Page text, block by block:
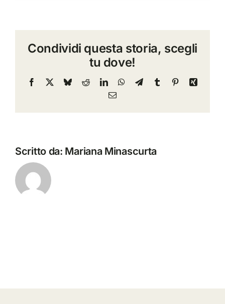
via
320
Condividi questa storia, scegli
tu dove!
Facebook BlueskyRedditLinkedInWhatsApp
TelegramTumblr PinterestXing
Email
Scritto da: Mariana Minascurta